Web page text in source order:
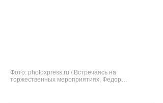
Фото: photoxpress.ru / Встречаясь на
торжественных мероприятиях, Федор